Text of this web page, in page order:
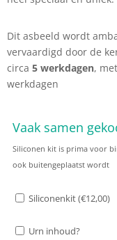
Dit asbeeld wordt
vervaardigd door de
circa 5 werkdagen,
werkdagen
Vaak samen
Siliconen kit is prima voor
ook buitengeplaatst wordt
Siliconenkit (€12,00)
Urn inhoud?